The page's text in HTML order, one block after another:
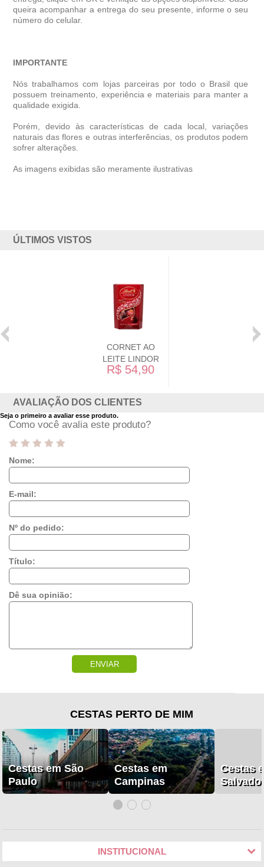
queira acompanhar a entrega do seu presente, informe o seu
número do celular.
IMPORTANTE
Nós trabalhamos com lojas parceiras por todo o Brasil que
possuem treinamento, experiência e materiais para manter a
qualidade exigida.
Porém, devido às características de cada local, variações
naturais das flores e outras interferências, os produtos podem
sofrer alterações.
As imagens exibidas são meramente ilustrativas
ÚLTIMOS VISTOS
CORNET AO
LEITE LINDOR
R$ 54,90
AVALIAÇÃO DOS CLIENTES
Seja o primeiro a avaliar esse produto.
Como você avalia este produto?
Nome:
E-mail:
Nº do pedido:
Título:
Dê sua opinião:
ENVIAR
CESTAS PERTO DE MIM
Cestas em São
Paulo
Cestas em
Campinas
Cestas
INSTITUCIONAL